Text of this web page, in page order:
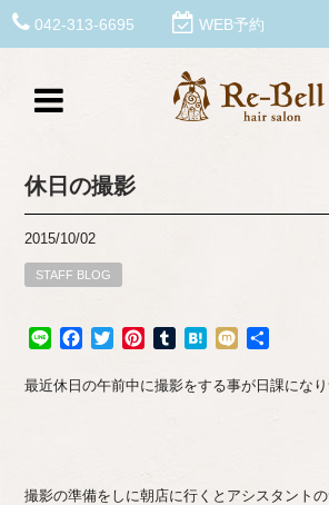
042-313-6695 WEB予約
休日の撮影
2015/10/02
STAFF BLOG
Line Facebook
TwitterPinterestTumblrHatena
Mixi
最近休日の午前中に撮影をする事が日課になり
撮影の準備をしに朝店に行くとアシスタント